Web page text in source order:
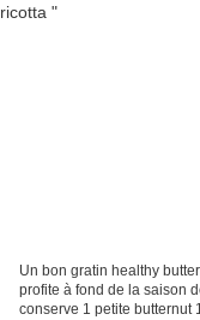
Un bon gratin healthy
profite à fond de la saison
conserve 1 petite butternut